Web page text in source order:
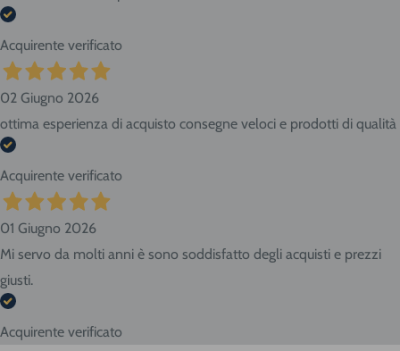
Acquirente verificato
02 Giugno 2026
ottima esperienza di acquisto consegne veloci e prodotti di qualità
Acquirente verificato
01 Giugno 2026
Mi servo da molti anni è sono soddisfatto degli acquisti e prezzi
giusti.
Acquirente verificato